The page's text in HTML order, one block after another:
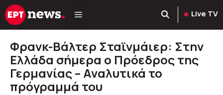
Μετάβαση
σε
Live TV
Φρανκ-Βάλτερ Σταϊνμάιερ: Στην
Ελλάδα σήμερα ο Πρόεδρος της
Γερμανίας – Αναλυτικά το
πρόγραμμά του